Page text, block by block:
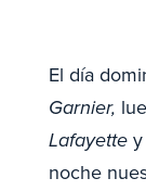
El día
Garnier,
Lafayette
noche